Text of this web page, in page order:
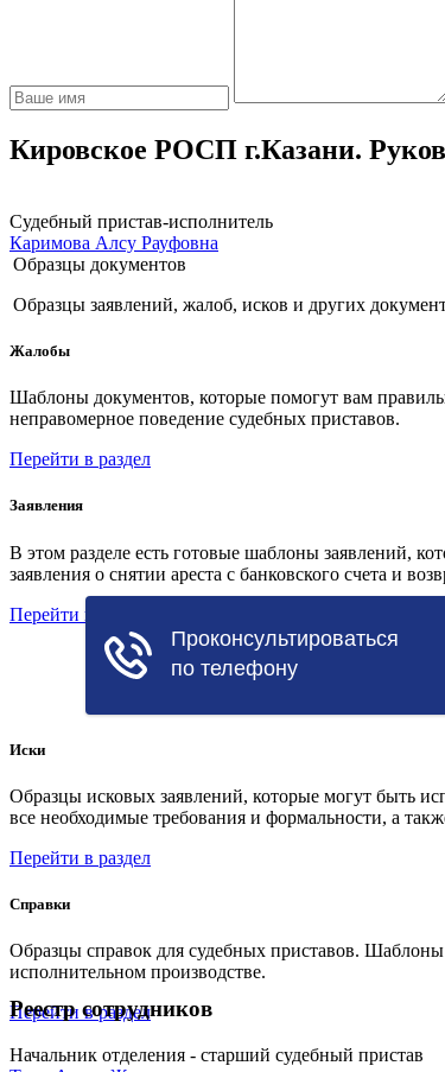
Кировское РОСП г.Казани.
Судебный пристав-исполнитель
Каримова Алсу Рауфовна
Образцы документов
Образцы заявлений, жалоб, исков и других
Жалобы
Шаблоны документов, которые помогут вам
неправомерное поведение судебных приставов.
Перейти в раздел
Заявления
В этом разделе есть готовые шаблоны заявлений,
заявления о снятии ареста с банковского счета и
Перейти в раздел
Иски
Образцы исковых заявлений, которые могут быть
все необходимые требования и формальности, а
Перейти в раздел
Справки
Образцы справок для судебных приставов.
исполнительном производстве.
Перейти в раздел
Реестр сотрудников
Начальник отделения - старший судебный пристав